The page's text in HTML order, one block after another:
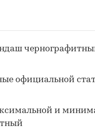
официальной
и